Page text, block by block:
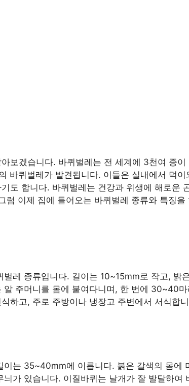
보겠습니다. 바퀴벌레는 전 세계에 3천여 종이
바퀴벌레가 발견됩니다. 이들은 실내에서 먹이
도 합니다. 바퀴벌레는 건강과 위생에 해로운
럼 이제 집에 들어오는 바퀴벌레 종류와 특징을
레 종류입니다. 길이는 10~15mm로 작고, 밝
주머니를 몸에 붙여다니며, 한 번에 30~40마
하고, 주로 주방이나 냉장고 주변에서 서식합
이는 35~40mm에 이릅니다. 붉은 갈색의 몸에
가 있습니다. 이질바퀴는 날개가 잘 발달하여